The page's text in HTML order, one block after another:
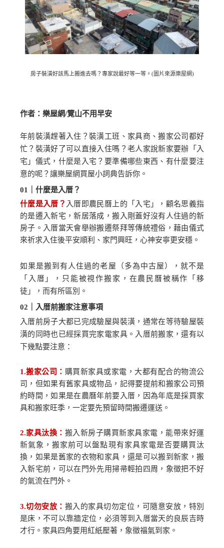
房子裝潢好該馬上搬進去嗎？專家說最好等一等。(圖片來源樂屋網)
作者：樂屋網/覽山不用早安
年前裝潢趕著入住？裝潢工班、家具商、搬家公司都好
忙？裝潢好了可以直接入住嗎？老人家說新家要辦「入
宅」儀式，什麼是入宅？要準備哪些東西、有什麼要注
意的呢？讓樂屋網買屋小詞典告訴你。
01 ｜什麼是入厝？
什麼是入厝？ 入厝即農民曆上的「入宅」，顧名思義指
的是遷入新宅，新居落成，搬入剛蓋好沒有人住過的新
房子。入厝當天會舉辦搬遷祭拜等傳統禮俗，藉由儀式
來祈求入住後平安順利、家門興旺，心神安寧更安穩。
如果是搬到有人住過的老屋（多為中古屋），就不是
「入厝」，只能被視作搬家，在農民曆被稱作「移
徒」，而有所區別。
02 ｜入厝前搬家注意事項
入厝前房子大都已完成驗屋與裝潢，通常在等待驗屋裝
潢的同時也已經採買完家電家具。入厝前搬家，還有以
下幾點要注意：
1.搬家公司： 購買新家具或家電，大都有配合的物流公
司，但如果有舊家具或物品，記得要提前和搬家公司預
約時間，如果是在農曆年前要入厝，因為年底是採買家
具和搬家旺季，一定要先預留時間搬遷運送。
2.家具汰換： 搬入新房子購買新家具家電，能帶來好運
新氣象，搬家前可以盤點現有家具家電是否要購買汰
換，如果是舊家的衣物和家具，還是可以搬到新家，搬
入新宅前，可以在門外先用掃帚輕拍四周，象徵把不好
的氣流在門外。
3.切勿安放： 搬入的家具切勿定位，可隨意安放，特別
是床，不可以靠牆定位，必須等到入厝當天的良辰吉時
才行。家具四角要用紅紙壓著，象徵福氣到家。